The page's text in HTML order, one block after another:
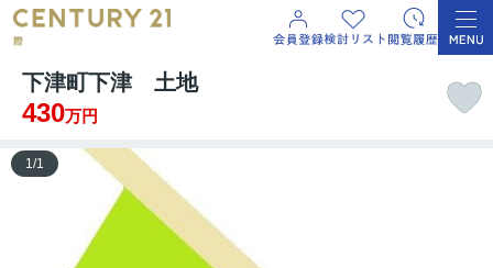
下津町下津 土地
430万円
1/1